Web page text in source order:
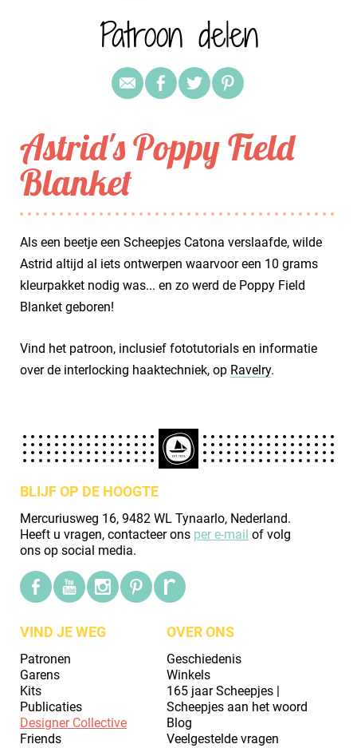
Patroon delen
Astrid's Poppy Field
Blanket
Als een beetje een Scheepjes Catona verslaafde, wilde
Astrid altijd al iets ontwerpen waarvoor een 10 grams
kleurpakket nodig was... en zo werd de Poppy Field
Blanket geboren!
Vind het patroon, inclusief fototutorials en informatie
over de interlocking haaktechniek, op Ravelry.
BLIJF OP DE HOOGTE
Mercuriusweg 16, 9482 WL Tynaarlo, Nederland.
Heeft u vragen, contacteer ons per e-mail of volg
ons op social media.
VIND JE WEG
Patronen
Garens
Kits
Publicaties
Designer Collective
Friends
OVER ONS
Geschiedenis
Winkels
165 jaar Scheepjes |
Scheepjes aan het woord
Blog
Veelgestelde vragen